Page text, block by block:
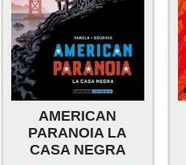
AMERICAN
PARANOIA LA
CASA NEGRA